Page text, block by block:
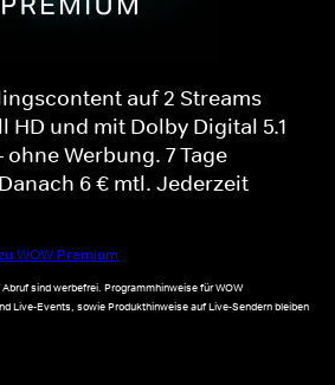
auf 2 Streams
HD und mit Dolby Digital 5.1
Werbung. 7 Tage
6 € mtl. Jederzeit
WOW Premium
sind werbefrei. Programmhinweise für WOW
Live-Events, sowie Produkthinweise auf Live-Sendern bleiben